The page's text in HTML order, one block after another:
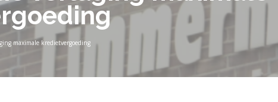
maximale kredietvergoeding